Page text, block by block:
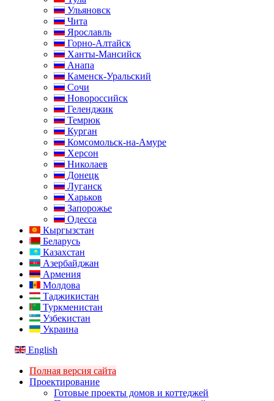
Ульяновск
Чита
Ярославль
Горно-Алтайск
Ханты-Мансийск
Анапа
Каменск-Уральский
Сочи
Новороссийск
Геленджик
Темрюк
Курган
Комсомольск-на-Амуре
Херсон
Николаев
Донецк
Луганск
Харьков
Запорожье
Одесса
Кыргызстан
Беларусь
Казахстан
Азербайджан
Армения
Молдова
Таджикистан
Туркменистан
Узбекистан
Украина
English
Полная версия сайта
Проектирование
Готовые проекты домов и коттеджей